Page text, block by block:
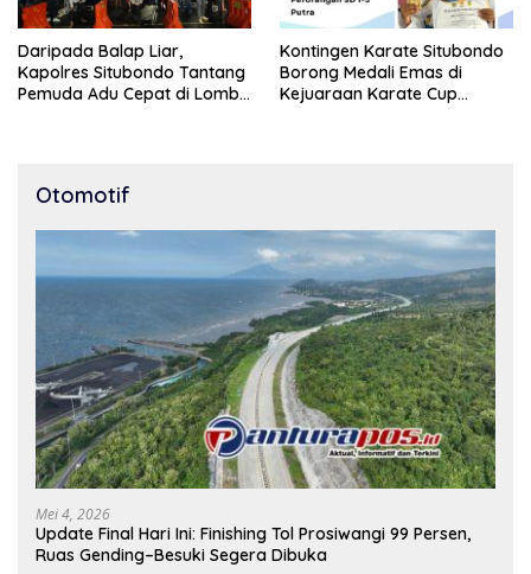
Daripada Balap Liar,
Kapolres Situbondo Tantang
Pemuda Adu Cepat di Lomba
Kontingen Karate Situbondo
Borong Medali Emas di
Kejuaraan Karate Cup
Otomotif
Mei 4, 2026
Update Final Hari Ini: Finishing Tol Prosiwangi 99 Persen,
Ruas Gending–Besuki Segera Dibuka